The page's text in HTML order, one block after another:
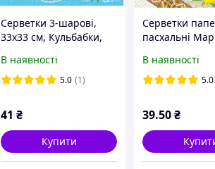
Серветки 3-шарові,
33х33 см, Кульбабки,
В наявності
5.0 (1)
41 ₴
Купити
Серветки
пасхальні
18 шт
В наявності
5.0
39.50₴